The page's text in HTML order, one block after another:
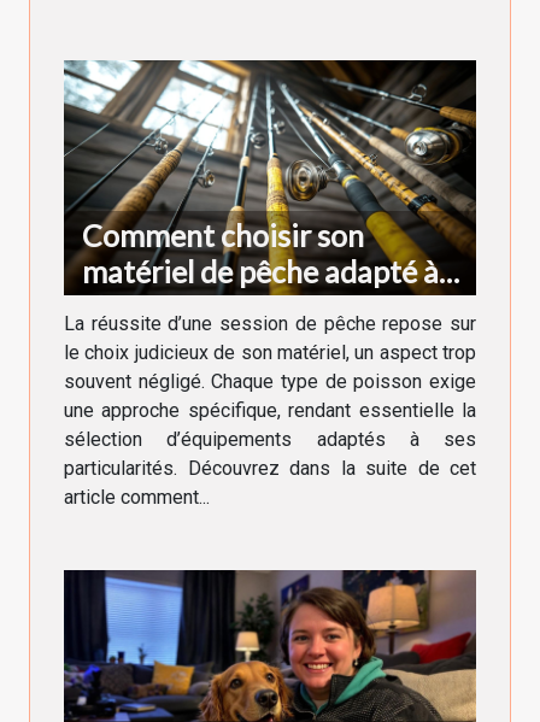
Comment choisir son
matériel de pêche adapté à
chaque type de poisson
La réussite d’une session de pêche repose sur
le choix judicieux de son matériel, un aspect trop
souvent négligé. Chaque type de poisson exige
une approche spécifique, rendant essentielle la
sélection d’équipements adaptés à ses
particularités. Découvrez dans la suite de cet
article comment...